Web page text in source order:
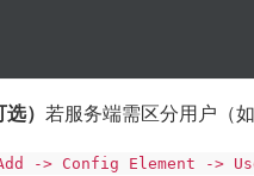
） 若服务端需区分用户（
-> Config Element ->